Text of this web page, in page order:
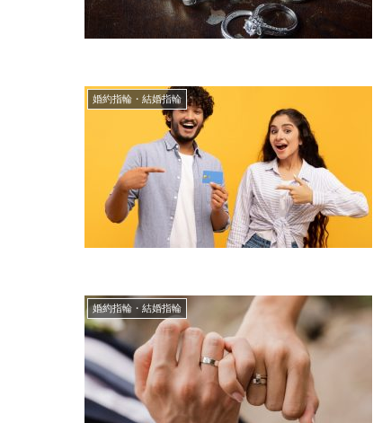
婚約指輪・結婚指輪
婚約指輪・結婚指輪